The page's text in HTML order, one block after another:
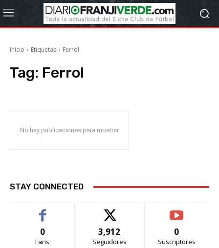
Inicio Etiquetas Ferrol
Tag: Ferrol
No hay publicaciones para mostrar
STAY CONNECTED
0
Fans
3,912
Seguidores
0
Suscriptores